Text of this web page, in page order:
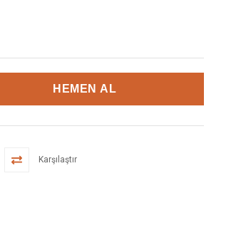
Karşılaştır